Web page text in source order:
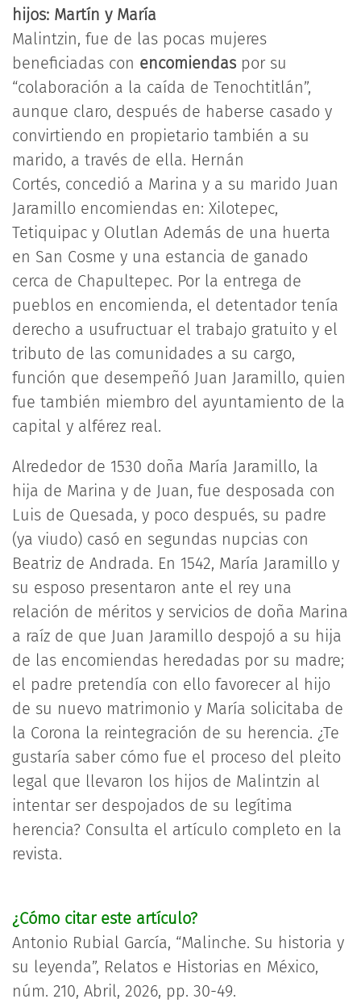
hijos: Martín y María
Malintzin, fue de las pocas mujeres
beneficiadas con encomiendas por su
“colaboración a la caída de Tenochtitlán”,
aunque claro, después de haberse casado y
convirtiendo en propietario también a su
marido, a través de ella. Hernán
Cortés, concedió a Marina y a su marido Juan
Jaramillo encomiendas en: Xilotepec,
Tetiquipac y Olutlan Además de una huerta
en San Cosme y una estancia de ganado
cerca de Chapultepec. Por la entrega de
pueblos en encomienda, el detentador tenía
derecho a usufructuar el trabajo gratuito y el
tributo de las comunidades a su cargo,
función que desempeñó Juan Jaramillo, quien
fue también miembro del ayuntamiento de la
capital y alférez real.
Alrededor de 1530 doña María Jaramillo, la
hija de Marina y de Juan, fue desposada con
Luis de Quesada, y poco después, su padre
(ya viudo) casó en segundas nupcias con
Beatriz de Andrada. En 1542, María Jaramillo y
su esposo presentaron ante el rey una
relación de méritos y servicios de doña Marina
a raíz de que Juan Jaramillo despojó a su hija
de las encomiendas heredadas por su madre;
el padre pretendía con ello favorecer al hijo
de su nuevo matrimonio y María solicitaba de
la Corona la reintegración de su herencia. ¿Te
gustaría saber cómo fue el proceso del pleito
legal que llevaron los hijos de Malintzin al
intentar ser despojados de su legítima
herencia? Consulta el artículo completo en la
revista.
¿Cómo citar este artículo?
Antonio Rubial García, “Malinche. Su historia y
su leyenda”, Relatos e Historias en México,
núm. 210, Abril, 2026, pp. 30-49.